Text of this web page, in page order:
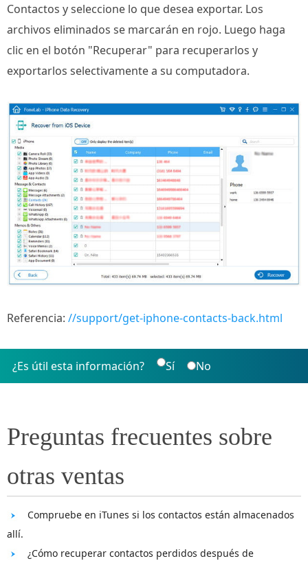
Contactos y seleccione lo que desea exportar. Los
archivos eliminados se marcarán en rojo. Luego haga
clic en el botón "Recuperar" para recuperarlos y
exportarlos selectivamente a su computadora.
Referencia: //support/get-iphone-contacts-back.html
¿Es útil esta información? Sí No
Preguntas frecuentes sobre
otras ventas
Compruebe en iTunes si los contactos están almacenados
allí.
¿Cómo recuperar contactos perdidos después de